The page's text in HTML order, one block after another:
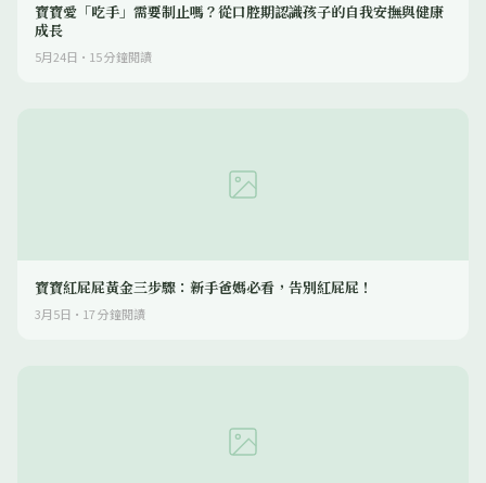
寶寶愛「吃手」需要制止嗎？從口腔期認識孩子的自我安撫與健康
成長
5月24日 · 15分鐘閱讀
寶寶紅屁屁黃金三步驟：新手爸媽必看，告別紅屁屁！
3月5日 · 17分鐘閱讀